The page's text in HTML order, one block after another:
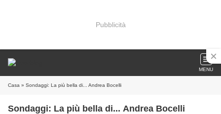
Pubblicità
MENU
Casa » Sondaggi: La più bella di... Andrea Bocelli
Sondaggi: La più bella di... Andrea Bocelli